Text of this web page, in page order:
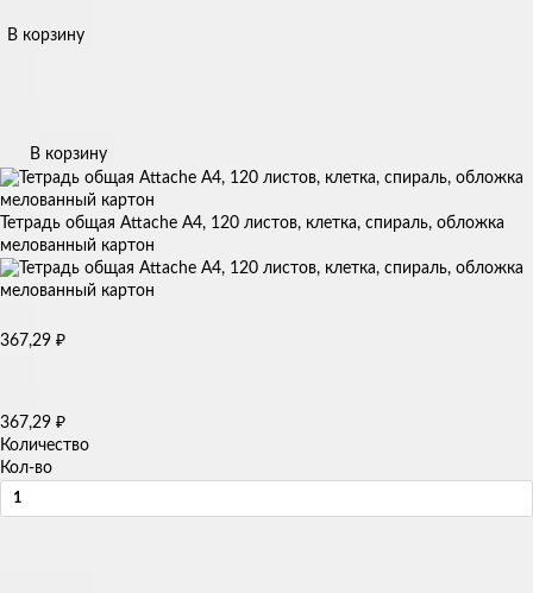
В корзину
В корзину
Тетрадь общая Attache А4, 120 листов, клетка, спираль, обложка
мелованный картон
367,29 ₽
367,29 ₽
Количество
Кол-во